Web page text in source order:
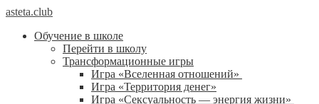
asteta.club
Обучение в школе
Перейти в школу
Трансформационные игры
Игра «Вселенная отношений»
Игра «Территория денег»
Игра «Сексуальность — энергия жизни»